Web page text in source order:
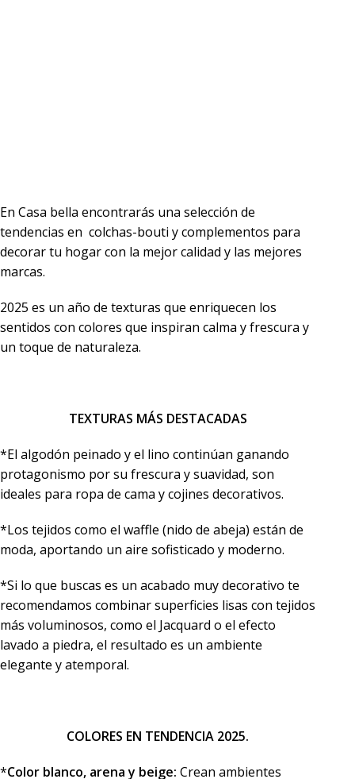
En Casa bella encontrarás una selección de
tendencias en colchas-bouti y complementos para
decorar tu hogar con la mejor calidad y las mejores
marcas.
2025 es un año de texturas que enriquecen los
sentidos con colores que inspiran calma y frescura y
un toque de naturaleza.
TEXTURAS MÁS DESTACADAS
*El algodón peinado y el lino continúan ganando
protagonismo por su frescura y suavidad, son
ideales para ropa de cama ycojines decorativos.
*Los tejidos como el waffle (nido de abeja) están de
moda, aportando un aire sofisticado y moderno.
*Si lo que buscas es un acabado muy decorativo te
recomendamos combinar superficies lisas con tejidos
más voluminosos, como el Jacquard o el efecto
lavado a piedra, el resultado es un ambiente
elegante y atemporal.
COLORES EN TENDENCIA 2025.
*Color blanco, arena y beige: Crean ambientes